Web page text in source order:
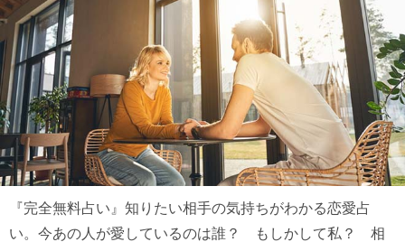
『完全無料占い』知りたい相手の気持ちがわかる恋愛占
い。今あの人が愛しているのは誰？ もしかして私？ 相